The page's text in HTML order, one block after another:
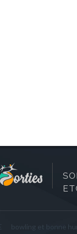
bowling et bonne